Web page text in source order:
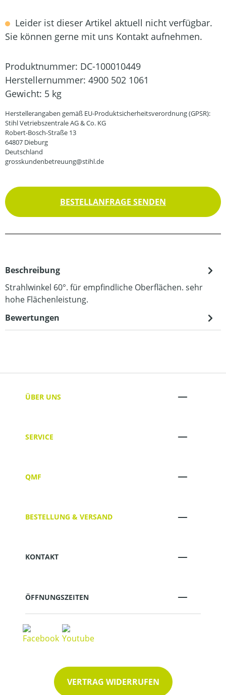
Leider ist dieser Artikel aktuell nicht verfügbar.
Sie können gerne mit uns Kontakt aufnehmen.
Produktnummer: DC-100010449
Herstellernummer: 4900 502 1061
Gewicht: 5 kg
Herstellerangaben gemäß EU-Produktsicherheitsverordnung (GPSR):
Stihl Vetriebszentrale AG & Co. KG
Robert-Bosch-Straße 13
64807 Dieburg
Deutschland
grosskundenbetreuung@stihl.de
BESTELLANFRAGE SENDEN
Beschreibung
Strahlwinkel 60°. für empfindliche Oberflächen. sehr
hohe Flächenleistung.
Bewertungen
ÜBER UNS
SERVICE
QMF
BESTELLUNG & VERSAND
KONTAKT
ÖFFNUNGSZEITEN
VERTRAG WIDERRUFEN